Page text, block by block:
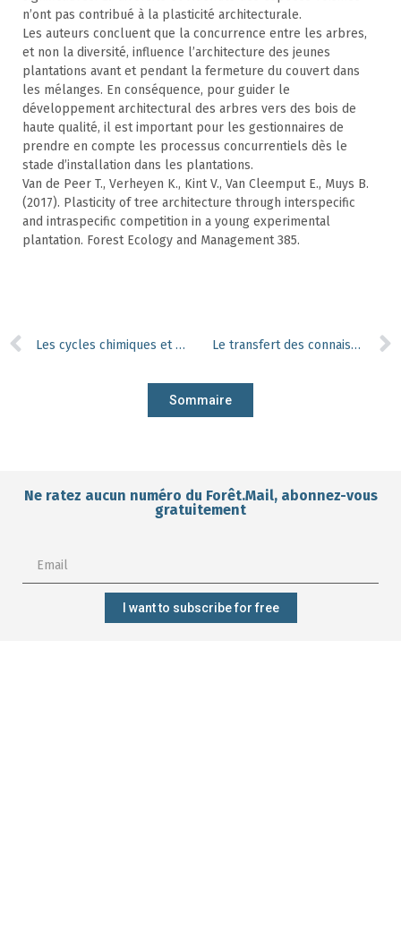
n’ont pas contribué à la plasticité architecturale.
Les auteurs concluent que la concurrence entre les arbres,
et non la diversité, influence l’architecture des jeunes
plantations avant et pendant la fermeture du couvert dans
les mélanges. En conséquence, pour guider le
développement architectural des arbres vers des bois de
haute qualité, il est important pour les gestionnaires de
prendre en compte les processus concurrentiels dès le
stade d’installation dans les plantations.
Van de Peer T., Verheyen K., Kint V., Van Cleemput E., Muys B.
(2017). Plasticity of tree architecture through interspecific
and intraspecific competition in a young experimental
plantation. Forest Ecology and Management 385.
Les cycles chimiques et les espèces forestières Le transfert des connaissances au cœur des changements de pratiques
Sommaire
Ne ratez aucun numéro du Forêt.Mail, abonnez-vous
gratuitement
I want to subscribe for free